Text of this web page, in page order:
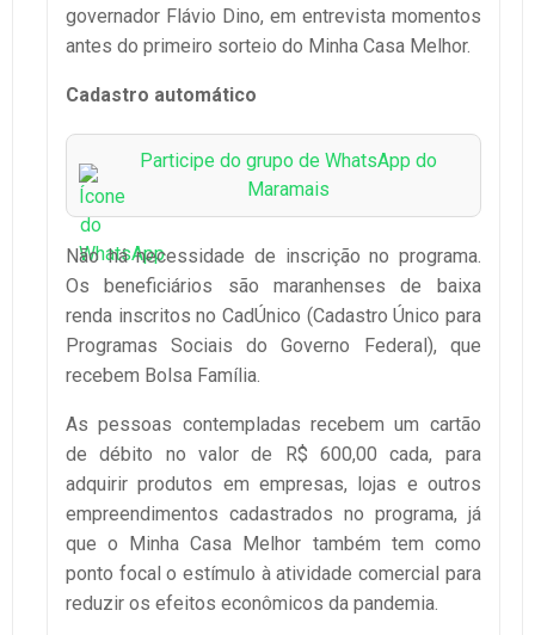
governador Flávio Dino, em entrevista momentos
antes do primeiro sorteio do Minha Casa Melhor.
Cadastro automático
Participe do grupo de WhatsApp do
Maramais
Não há necessidade de inscrição no programa.
Os beneficiários são maranhenses de baixa
renda inscritos no CadÚnico (Cadastro Único para
Programas Sociais do Governo Federal), que
recebem Bolsa Família.
As pessoas contempladas recebem um cartão
de débito no valor de R$ 600,00 cada, para
adquirir produtos em empresas, lojas e outros
empreendimentos cadastrados no programa, já
que o Minha Casa Melhor também tem como
ponto focal o estímulo à atividade comercial para
reduzir os efeitos econômicos da pandemia.